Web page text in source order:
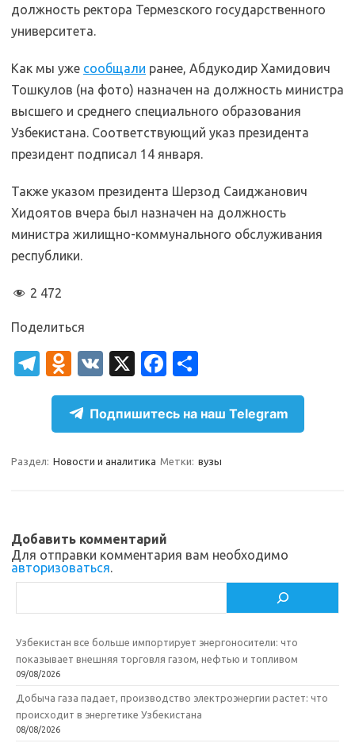
должность ректора Термезского государственного
университета.
Как мы уже сообщали ранее, Абдукодир Хамидович
Тошкулов (на фото) назначен на должность министра
высшего и среднего специального образования
Узбекистана. Соответствующий указ президента
президент подписал 14 января.
Также указом президента Шерзод Саиджанович
Хидоятов вчера был назначен на должность
министра жилищно-коммунального обслуживания
республики.
2 472
Поделиться
T
el
gr
a
O
d
n
o
kl
ik
i
V
K
X
Fa
c
e
b
o
т
п
р
а
ь
Подпишитесь на наш Telegram
Раздел: Новости и аналитика Метки: вузы
Добавить комментарий
Для отправки комментария вам необходимо
авторизоваться.
Узбекистан все больше импортирует энергоносители: что
показывает внешняя торговля газом, нефтью и топливом
09/08/2026
Добыча газа падает, производство электроэнергии растет: что
происходит в энергетике Узбекистана
08/08/2026